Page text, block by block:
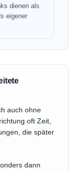
dienen als
eigener
auch ohne
oft Zeit,
die später
dann